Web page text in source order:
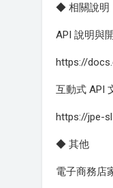
◆ 相關說明
API 說明與
https://
互動式 API
https://jpe-
◆ 其他
電子商務店